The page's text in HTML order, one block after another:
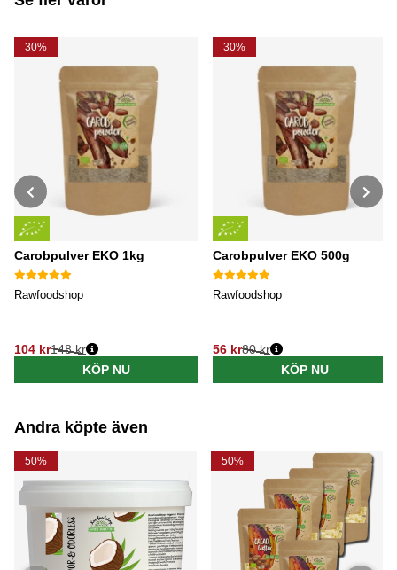
30%
Carobpulver EKO 1kg
Rawfoodshop
104 kr
Ordinarie pris:
148 kr
KÖP NU
30%
Carobpulver EKO 500g
Rawfoodshop
56 kr
Ordinarie pris:
80 kr
KÖP NU
Andra köpte även
50% 50%